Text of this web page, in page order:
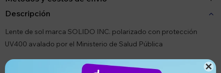

Descripción
Lente de sol marca SOLIDO INC. polarizado con protección
UV400 avalado por el Ministerio de Salud Pública